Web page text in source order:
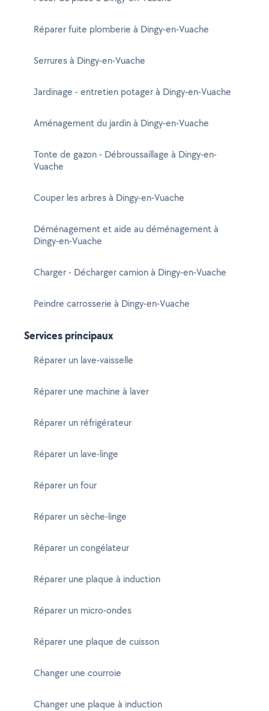
Réparer fuite plomberie à Dingy-en-Vuache
Serrures à Dingy-en-Vuache
Jardinage - entretien potager à Dingy-en-Vuache
Aménagement du jardin à Dingy-en-Vuache
Tonte de gazon - Débroussaillage à Dingy-en-
Vuache
Couper les arbres à Dingy-en-Vuache
Déménagement et aide au déménagement à
Dingy-en-Vuache
Charger - Décharger camion à Dingy-en-Vuache
Peindre carrosserie à Dingy-en-Vuache
Services principaux
Réparer un lave-vaisselle
Réparer une machine à laver
Réparer un réfrigérateur
Réparer un lave-linge
Réparer un four
Réparer un sèche-linge
Réparer un congélateur
Réparer une plaque à induction
Réparer un micro-ondes
Réparer une plaque de cuisson
Changer une courroie
Changer une plaque à induction